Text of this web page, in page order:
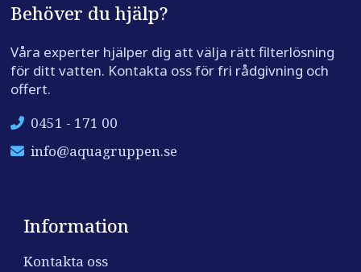
Behöver du hjälp?
Våra experter hjälper dig att välja rätt filterlösning
för ditt vatten. Kontakta oss för fri rådgivning och
offert.
0451 - 171 00
info@aquagruppen.se
Information
Kontakta oss